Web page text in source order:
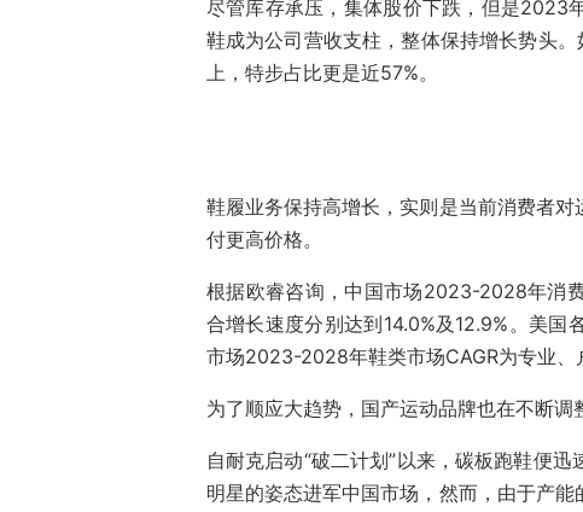
尽管库存承压，集体股价下跌，但是2023
鞋成为公司营收支柱，整体保持增长势头
上，特步占比更是近57%。
鞋履业务保持高增长，实则是当前消费者
付更高价格。
根据欧睿咨询，中国市场2023-2028年消
合增长速度分别达到14.0%及12.9%。美
市场2023-2028年鞋类市场CAGR为专业、
为了顺应大趋势，国产运动品牌也在不断调
自耐克启动“破二计划”以来，碳板跑鞋便
明星的姿态进军中国市场，然而，由于产能